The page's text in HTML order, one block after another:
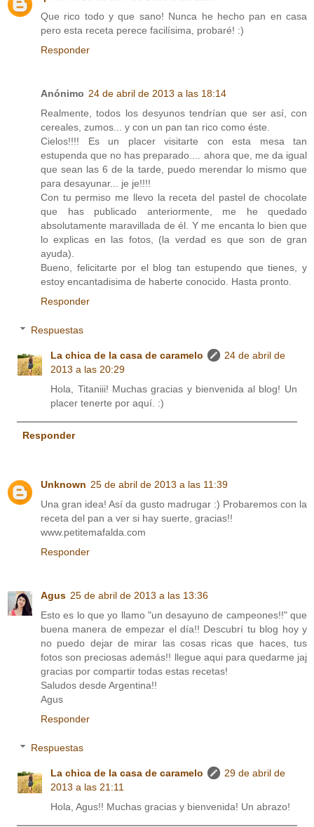
Que rico todo y que sano! Nunca he hecho pan en casa
pero esta receta perece facilísima, probaré! :)
Responder
Anónimo 24 de abril de 2013 a las 18:14
Realmente, todos los desyunos tendrían que ser así, con
cereales, zumos... y con un pan tan rico como éste.
Cielos!!!! Es un placer visitarte con esta mesa tan
estupenda que no has preparado.... ahora que, me da igual
que sean las 6 de la tarde, puedo merendar lo mismo que
para desayunar... je je!!!!
Con tu permiso me llevo la receta del pastel de chocolate
que has publicado anteriormente, me he quedado
absolutamente maravillada de él. Y me encanta lo bien que
lo explicas en las fotos, (la verdad es que son de gran
ayuda).
Bueno, felicitarte por el blog tan estupendo que tienes, y
estoy encantadisima de haberte conocido. Hasta pronto.
Responder
Respuestas
La chica de la casa de caramelo
24 de abril de
2013 a las 20:29
Hola, Titaniii! Muchas gracias y bienvenida al blog! Un
placer tenerte por aquí. :)
Responder
Unknown 25 de abril de 2013 a las 11:39
Una gran idea! Así da gusto madrugar :) Probaremos con la
receta del pan a ver si hay suerte, gracias!!
www.petitemafalda.com
Responder
Agus 25 de abril de 2013 a las 13:36
Esto es lo que yo llamo "un desayuno de campeones!!" que
buena manera de empezar el día!! Descubrí tu blog hoy y
no puedo dejar de mirar las cosas ricas que haces, tus
fotos son preciosas además!! llegue aqui para quedarme jaj
gracias por compartir todas estas recetas!
Saludos desde Argentina!!
Agus
Responder
Respuestas
La chica de la casa de caramelo
29 de abril de
2013 a las 21:11
Hola, Agus!! Muchas gracias y bienvenida! Un abrazo!